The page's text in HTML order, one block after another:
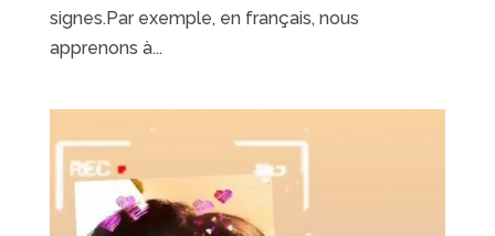
signes.Par exemple, en français, nous
apprenons à...